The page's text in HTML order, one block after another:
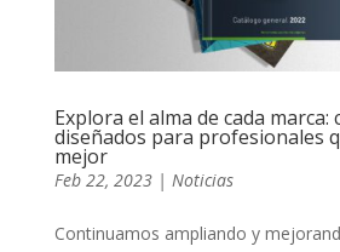
Explora el alma de cada marca:
diseñados para profesionales
mejor
Feb 22, 2023| Noticias
Continuamos ampliando y